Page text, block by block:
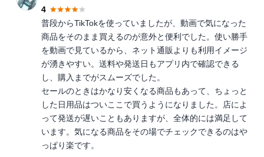
4
普段からTikTokを使っていましたが、動画で気になった
商品をそのまま買えるのが意外と便利でした。使い勝手
を動画で見ているから、ネット通販よりも利用イメージ
が湧きやすい。送料や発送日もアプリ内で確認できる
し、購入までがスムーズでした。
セールのときはかなり安くなる商品もあって、ちょっと
した日用品はついここで買うようになりました。店によ
って発送が遅いこともありますが、全体的には満足して
います。気になる商品をその場でチェックできるのはや
っぱり楽です。